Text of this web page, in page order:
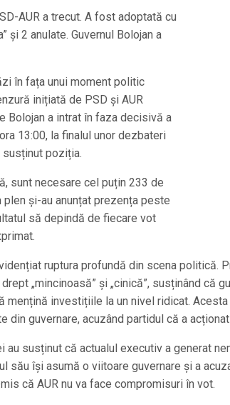
AUR a trecut. A fost adoptată cu
şi 2 anulate. Guvernul Bolojan a
în fața unui moment politic
inițiată de PSD și AUR
Bolojan a intrat în faza decisivă a
13:00, la finalul unor dezbateri
susținut poziția.
sunt necesare cel puțin 233 de
și-au anunțat prezența peste
să depindă de fiecare vot
ruptura profundă din scena politică.
„mincinoasă” și „cinică”, susținând că
mențină investițiile la un nivel ridicat.
din guvernare, acuzând partidul că a
susținut că actualul executiv a generat
său își asumă o viitoare guvernare și a
că AUR nu va face compromisuri în vot.